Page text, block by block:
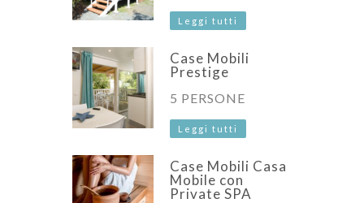
Leggi tutti
Case Mobili
Prestige
5 PERSONE
Leggi tutti
Case Mobili Casa
Mobile con
Private SPA